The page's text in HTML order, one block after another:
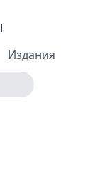
Издания